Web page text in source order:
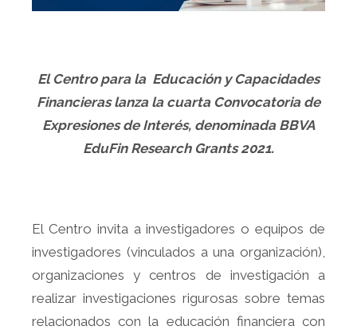
El Centro para la Educación y Capacidades
Financieras lanza la cuarta Convocatoria de
Expresiones de Interés, denominada BBVA
EduFin Research Grants 2021.
El Centro invita a investigadores o equipos de
investigadores (vinculados a una organización),
organizaciones y centros de investigación a
realizar investigaciones rigurosas sobre temas
relacionados con la educación financiera con